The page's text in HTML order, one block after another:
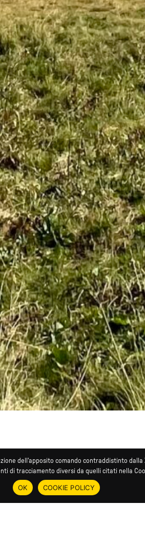
dell'apposito comando contraddistinto
di tracciamento diversi da quelli citati nella
OK COOKIE POLICY